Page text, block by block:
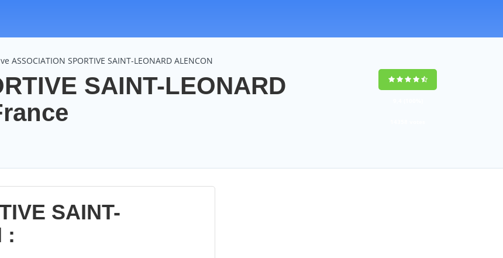
ASSOCIATION SPORTIVE SAINT-LEONARD ALENCON
SAINT-LEONARD
SAINT-
: